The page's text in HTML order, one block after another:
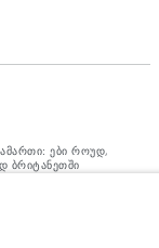
ები როუდ,
ბრიტანეთში
გვერდზე